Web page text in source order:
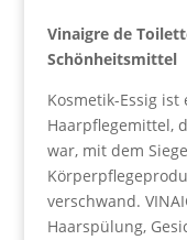
Vinaigre de
Schönheitsmittel
Kosmetik-Essig
Haarpflegemittel,
war, mit dem
verschwand.
Haarspülung,